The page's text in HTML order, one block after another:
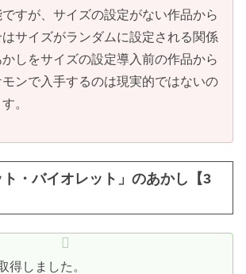
すが、サイズの設定がない作品から
サイズがランダムに設定される関係
しをサイズの設定導入前の作品から
ンで入手するのは現実的ではないの
。
ト・バイオレット」のあかし【3
得しました。